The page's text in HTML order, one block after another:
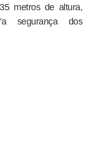
metros de altura,
segurança dos